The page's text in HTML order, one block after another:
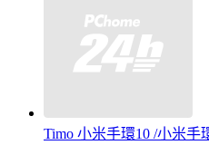
Timo 小米手環10 /小米手